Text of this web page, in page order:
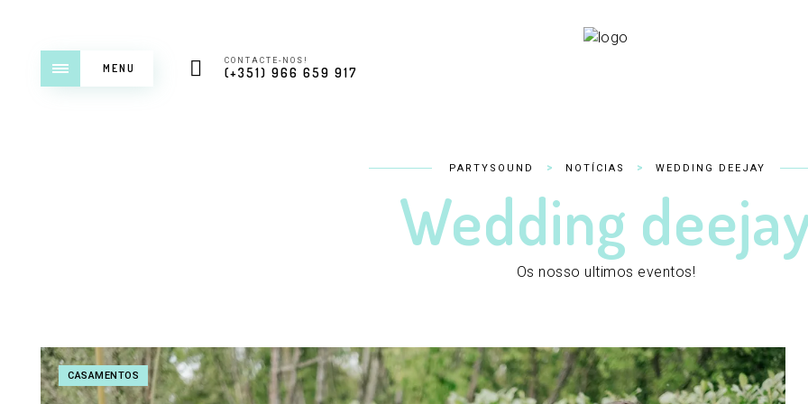
MENU
CONTACTE-NOS!
(+351) 966 659 917
PARTYSOUND > NOTÍCIAS > WEDDING DEEJAY
Wedding
Os nosso ultimos eventos!
CASAMENTOS